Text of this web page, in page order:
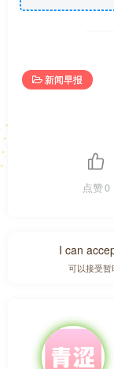
新闻早报
点赞0
I can
可以接受